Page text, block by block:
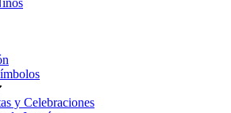
y Celebraciones